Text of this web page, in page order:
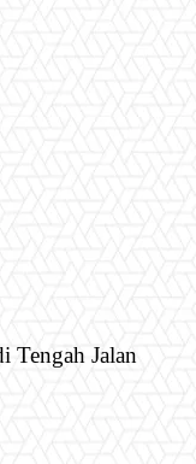
Tengah Jalan